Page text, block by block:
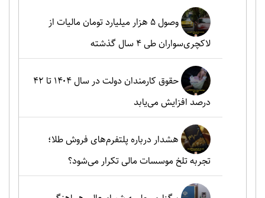
وصول ۵ هزار میلیارد تومان مالیات از
لاکچری‌سواران طی ۴ سال گذشته
حقوق کارمندان دولت در سال ۱۴۰۴ تا ۴۲
درصد افزایش می‌یابد
هشدار درباره پلتفرم‌های فروش طلا؛
تجربه تلخ موسسات مالی تکرار می‌شود؟